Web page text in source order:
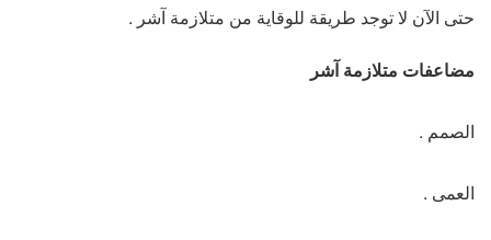
حتى الآن لا توجد طريقة للوقاية من متلازمة آشر .
مضاعفات متلازمة آشر
الصمم .
العمى .